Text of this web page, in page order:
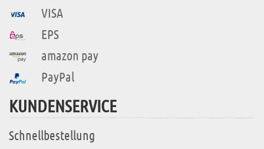
VISA
EPS
amazon pay
PayPal
KUNDENSERVICE
Schnellbestellung